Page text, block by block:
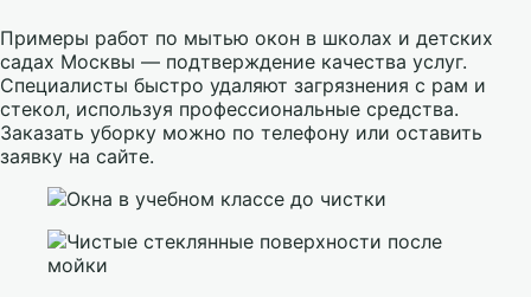
Примеры работ по мытью окон в школах и детских
садах Москвы — подтверждение качества услуг.
Специалисты быстро удаляют загрязнения с рам и
стекол, используя профессиональные средства.
Заказать уборку можно по телефону или оставить
заявку на сайте.